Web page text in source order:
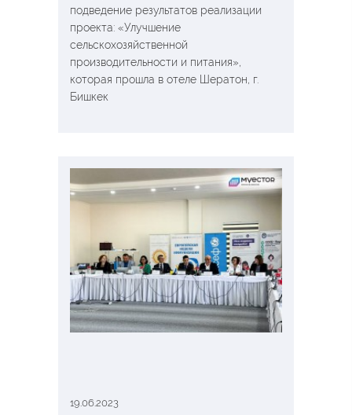
подведение результатов реализации
проекта: «Улучшение
сельскохозяйственной
производительности и питания»,
которая прошла в отеле Шератон, г.
Бишкек
19.06.2023